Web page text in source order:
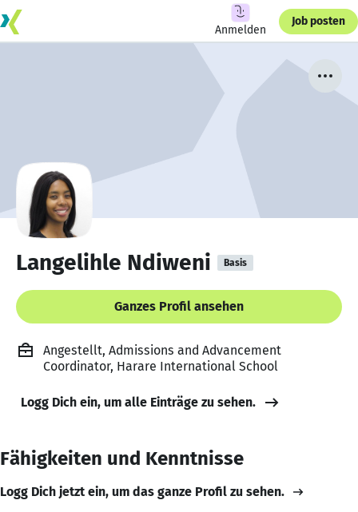
Anmelden
Job posten
Langelihle Ndiweni Basis
Ganzes Profil ansehen
Angestellt, Admissions and Advancement
Coordinator, Harare International School
Logg Dich ein, um alle Einträge zu sehen.
Fähigkeiten und Kenntnisse
Logg Dich jetzt ein, um das ganze Profil zu sehen.